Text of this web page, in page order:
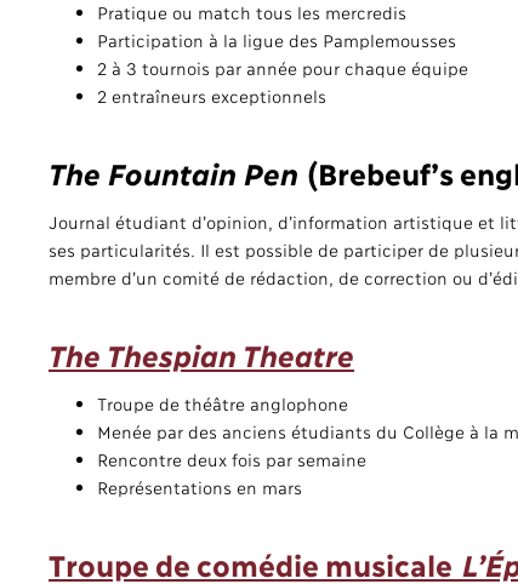
Pratique ou match tous les mercredis
Participation à la ligue des Pamplemousses
2 à 3 tournois par année pour chaque équipe
2 entraîneurs exceptionnels
The Fountain Pen (Brebeuf’s
Journal étudiant d’opinion, d’information artistique et
ses particularités. Il est possible de participer de
membre d’un comité de rédaction, de correction ou
The Thespian Theatre
Troupe de théâtre anglophone
Menée par des anciens étudiants du Collège à la
Rencontre deux fois par semaine
Représentations en mars
Troupe de comédie musicale